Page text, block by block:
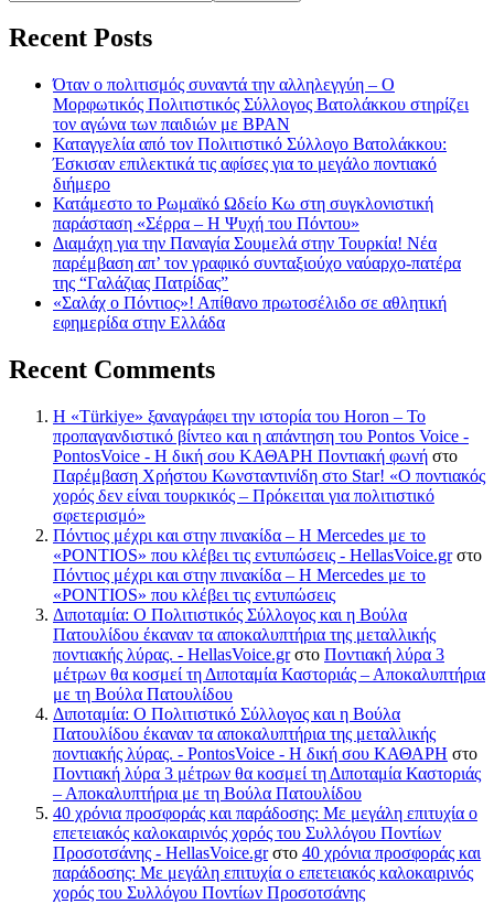
Recent Posts
Όταν ο πολιτισμός συναντά την αλληλεγγύη – Ο
Μορφωτικός Πολιτιστικός Σύλλογος Βατολάκκου στηρίζει
τον αγώνα των παιδιών με BPAN
Καταγγελία από τον Πολιτιστικό Σύλλογο Βατολάκκου:
Έσκισαν επιλεκτικά τις αφίσες για το μεγάλο ποντιακό
διήμερο
Κατάμεστο το Ρωμαϊκό Ωδείο Κω στη συγκλονιστική
παράσταση «Σέρρα – Η Ψυχή του Πόντου»
Διαμάχη για την Παναγία Σουμελά στην Τουρκία! Νέα
παρέμβαση απ’ τον γραφικό συνταξιούχο ναύαρχο-πατέρα
της “Γαλάζιας Πατρίδας”
«Σαλάχ ο Πόντιος»! Απίθανο πρωτοσέλιδο σε αθλητική
εφημερίδα στην Ελλάδα
Recent Comments
Η «Türkiye» ξαναγράφει την ιστορία του Horon – Το
προπαγανδιστικό βίντεο και η απάντηση του Pontos Voice -
PontosVoice - H δική σου ΚΑΘΑΡΗ Ποντιακή φωνή στο
Παρέμβαση Χρήστου Κωνσταντινίδη στο Star! «Ο ποντιακός
χορός δεν είναι τουρκικός – Πρόκειται για πολιτιστικό
σφετερισμό»
Πόντιος μέχρι και στην πινακίδα – Η Mercedes με το
«PONTIOS» που κλέβει τις εντυπώσεις - HellasVoice.grστο
Πόντιος μέχρι και στην πινακίδα – Η Mercedes με το
«PONTIOS» που κλέβει τις εντυπώσεις
Διποταμία: Ο Πολιτιστικός Σύλλογος και η Βούλα
Πατουλίδου έκαναν τα αποκαλυπτήρια της μεταλλικής
ποντιακής λύρας. - HellasVoice.grστο Ποντιακή λύρα 3
μέτρων θα κοσμεί τη Διποταμία Καστοριάς – Αποκαλυπτήρια
με τη Βούλα Πατουλίδου
Διποταμία: Ο Πολιτιστικό Σύλλογος και η Βούλα
Πατουλίδου έκαναν τα αποκαλυπτήρια της μεταλλικής
ποντιακής λύρας. - PontosVoice - H δική σου ΚΑΘΑΡΗ στο
Ποντιακή λύρα 3 μέτρων θα κοσμεί τη Διποταμία Καστοριάς
– Αποκαλυπτήρια με τη Βούλα Πατουλίδου
40 χρόνια προσφοράς και παράδοσης: Με μεγάλη επιτυχία ο
επετειακός καλοκαιρινός χορός του Συλλόγου Ποντίων
Προσοτσάνης - HellasVoice.grστο 40 χρόνια προσφοράς και
παράδοσης: Με μεγάλη επιτυχία ο επετειακός καλοκαιρινός
χορός του Συλλόγου Ποντίων Προσοτσάνης